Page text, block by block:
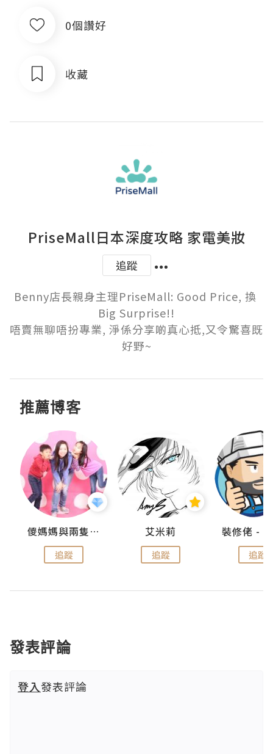
0個讚好
收藏
PriseMall日本深度攻略 家電美妝
追蹤
Benny店長親身主理PriseMall: Good Price, 換
Big Surprise!!
唔賣無聊唔扮專業, 淨係分享啲真心抵,又令驚喜既
好野~
推薦博客
儍媽媽與兩隻小魔怪之家
追蹤
艾米莉
追蹤 追蹤
發表評論
登入發表評論